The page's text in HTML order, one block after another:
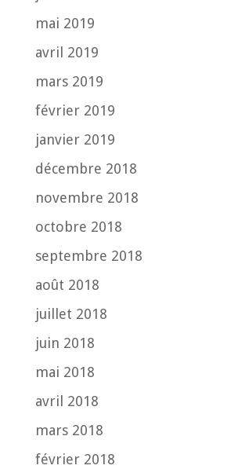
mai 2019
avril 2019
mars 2019
février 2019
janvier 2019
décembre 2018
novembre 2018
octobre 2018
septembre 2018
août 2018
juillet 2018
juin 2018
mai 2018
avril 2018
mars 2018
février 2018